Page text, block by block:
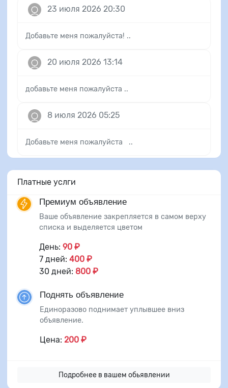
23 июля 2026 20:30
Добавьте меня пожалуйста! ..
20 июля 2026 13:14
добавьте меня пожалуйста ..
8 июля 2026 05:25
Добавьте меня пожалуйста ..
Платные услги
Премиум объявление
Ваше объявление закрепляется в самом верху
списка и выделяется цветом
День: 90 ₽
7 дней: 400 ₽
30 дней: 800 ₽
Поднять объявление
Единоразово поднимает уплывшее вниз
объявление.
Цена: 200 ₽
Подробнее в вашем обьявлении